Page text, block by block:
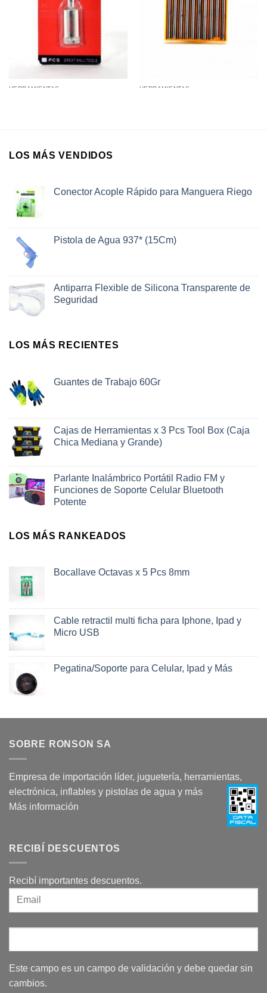
HERRAMIENTAS HERRAMIENTAS
LOS MÁS VENDIDOS
Conector Acople Rápido para Manguera Riego
Pistola de Agua 937* (15Cm)
Antiparra Flexible de Silicona Transparente de
Seguridad
LOS MÁS RECIENTES
Guantes de Trabajo 60Gr
Cajas de Herramientas x 3 Pcs Tool Box (Caja
Chica Mediana y Grande)
Parlante Inalámbrico Portátil Radio FM y
Funciones de Soporte Celular Bluetooth
Potente
LOS MÁS RANKEADOS
Bocallave Octavas x 5 Pcs 8mm
Cable retractil multi ficha para Iphone, Ipad y
Micro USB
Pegatina/Soporte para Celular, Ipad y Más
SOBRE RONSON SA
Empresa de importación líder, juguetería, herramientas,
electrónica, inflables y pistolas de agua y más
Más información
RECIBÍ DESCUENTOS
Recibí importantes descuentos.
Este campo es un campo de validación y debe quedar sin
cambios.